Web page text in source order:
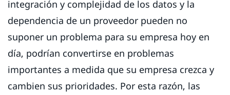
integración y complejidad de los datos y la
dependencia de un proveedor pueden no
suponer un problema para su empresa hoy en
día, podrían convertirse en problemas
importantes a medida que su empresa crezca y
cambien sus prioridades. Por esta razón, las